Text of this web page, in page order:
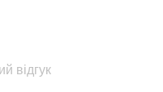
відгук